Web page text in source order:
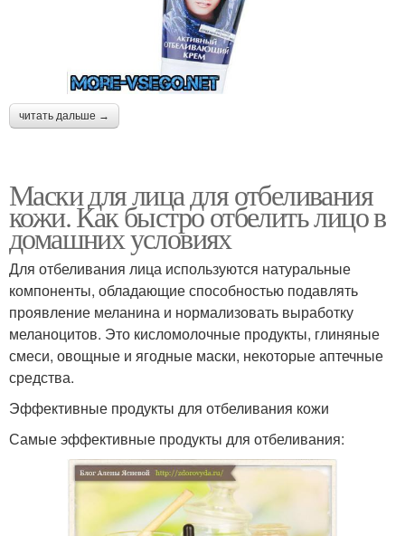
читать дальше →
Маски для лица для отбеливания
кожи. Как быстро отбелить лицо в
домашних условиях
Для отбеливания лица используются натуральные
компоненты, обладающие способностью подавлять
проявление меланина и нормализовать выработку
меланоцитов. Это кисломолочные продукты, глиняные
смеси, овощные и ягодные маски, некоторые аптечные
средства.
Эффективные продукты для отбеливания кожи
Самые эффективные продукты для отбеливания: